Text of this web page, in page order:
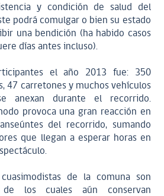
y condición de salud del
podrá comulgar o bien su estado
una bendición (ha habido casos
días antes incluso).
el año 2013 fue: 350
47 carretones y muchos vehículos
anexan durante el recorrido.
provoca una gran reacción en
del recorrido, sumando
que llegan a esperar horas en
de la comuna son
de los cuales aún conservan